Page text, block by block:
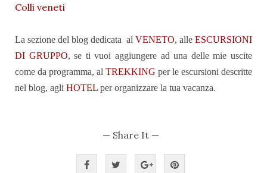
Colli veneti
La sezione del blog dedicata al VENETO, alle ESCURSIONI
DI GRUPPO, se ti vuoi aggiungere ad una delle mie uscite
come da programma, al TREKKING per le escursioni descritte
nel blog, agli HOTEL per organizzare la tua vacanza.
— Share It —